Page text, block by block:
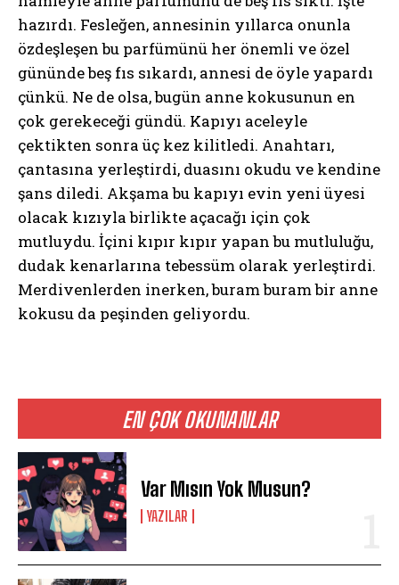
EN ÇOK OKUNANLAR
Var Mısın Yok Musun?
YAZILAR
hazırdı. Fesleğen, annesinin yıllarca onunla
özdeşleşen bu parfümünü her önemli ve özel
gününde beş fıs sıkardı, annesi de öyle yapardı
çünkü. Ne de olsa, bugün anne kokusunun en
çok gerekeceği gündü. Kapıyı aceleyle
çektikten sonra üç kez kilitledi. Anahtarı,
çantasına yerleştirdi, duasını okudu ve kendine
şans diledi. Akşama bu kapıyı evin yeni üyesi
olacak kızıyla birlikte açacağı için çok
mutluydu. İçini kıpır kıpır yapan bu mutluluğu,
dudak kenarlarına tebessüm olarak yerleştirdi.
Merdivenlerden inerken, buram buram bir anne
kokusu da peşinden geliyordu.